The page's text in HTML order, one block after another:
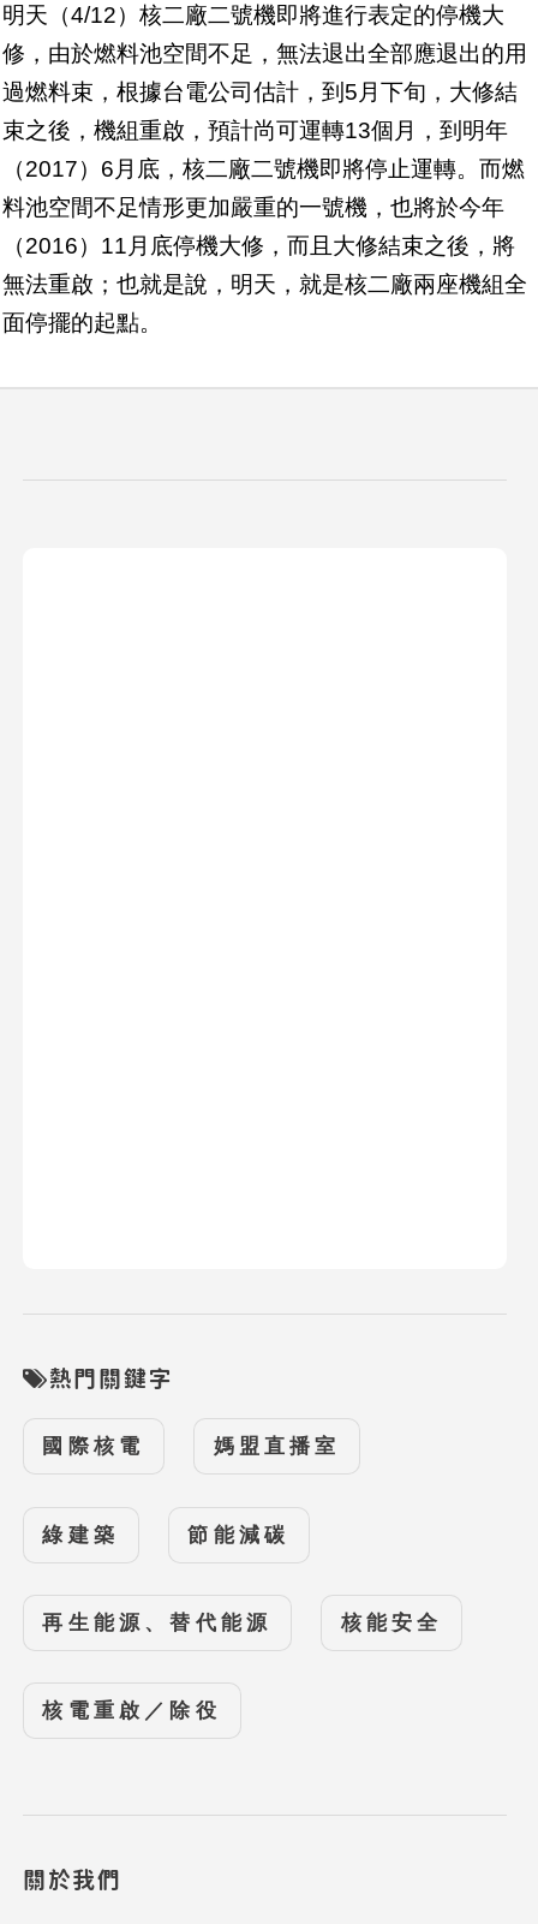
明天（4/12）核二廠二號機即將進行表定的停機大
修，由於燃料池空間不足，無法退出全部應退出的用
過燃料束，根據台電公司估計，到5月下旬，大修結
束之後，機組重啟，預計尚可運轉13個月，到明年
（2017）6月底，核二廠二號機即將停止運轉。而燃
料池空間不足情形更加嚴重的一號機，也將於今年
（2016）11月底停機大修，而且大修結束之後，將
無法重啟；也就是說，明天，就是核二廠兩座機組全
面停擺的起點。
熱門關鍵字
國際核電 媽盟直播室
綠建築 節能減碳
再生能源、替代能源 核能安全
核電重啟／除役
關於我們